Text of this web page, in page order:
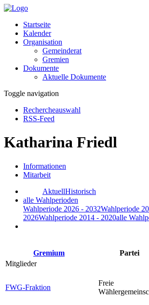
Startseite
Kalender
Organisation
Gemeinderat
Gremien
Dokumente
Aktuelle Dokumente
Toggle navigation
Rechercheauswahl
RSS-Feed
Katharina Friedl
Informationen
Mitarbeit
AktuellHistorisch
alle Wahlperioden
Wahlperiode 2026 - 2032Wahlperiode
2026Wahlperiode 2014 - 2020alle
Gremium Partei
Mitglieder
FWG-Fraktion
Freie